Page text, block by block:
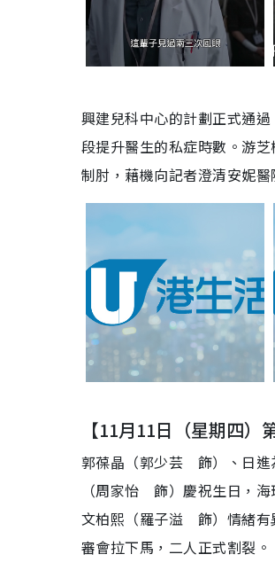
興建兒科中心的計劃正式通
段提升醫生的私症時數。游
制肘，藉機向記者澄清安妮
【11月11日（星期四）
郭葆晶（郭少芸 飾）、日
（周家怡 飾）慶祝生日，
文柏熙（羅子溢 飾）情緒有
審會拉下馬，二人正式割裂。